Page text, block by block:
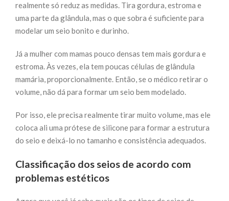
realmente só reduz as medidas. Tira gordura, estroma e
uma parte da glândula, mas o que sobra é suficiente para
modelar um seio bonito e durinho.
Já a mulher com mamas pouco densas tem mais gordura e
estroma. Às vezes, ela tem poucas células de glândula
mamária, proporcionalmente. Então, se o médico retirar o
volume, não dá para formar um seio bem modelado.
Por isso, ele precisa realmente tirar muito volume, mas ele
coloca ali uma prótese de silicone para formar a estrutura
do seio e deixá-lo no tamanho e consistência adequados.
Classificação dos seios de acordo com
problemas estéticos